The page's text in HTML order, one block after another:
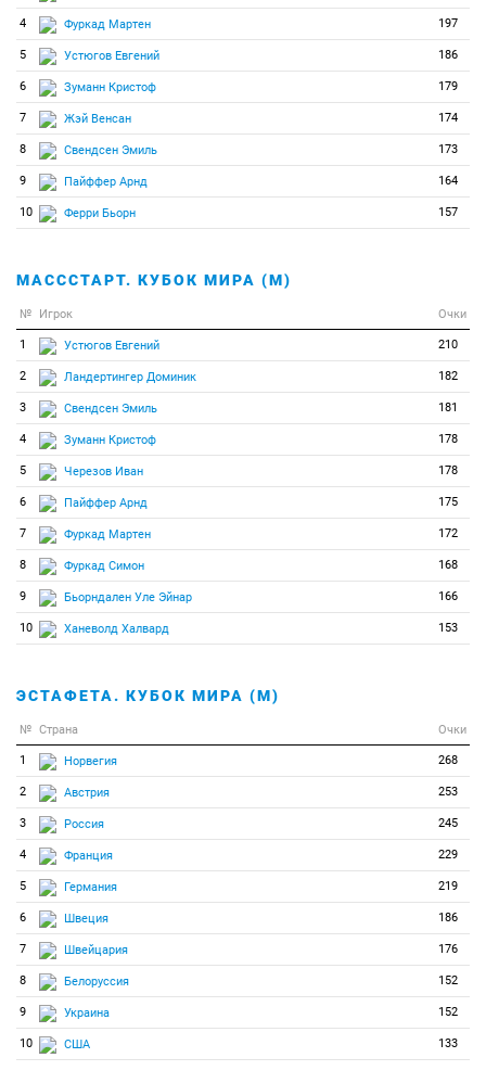
4 Фуркад Мартен 197
5 Устюгов Евгений 186
6 Зуманн Кристоф 179
7 Жэй Венсан 174
8 Свендсен Эмиль 173
9 Пайффер Арнд 164
10 Ферри Бьорн 157
МАСССТАРТ. КУБОК МИРА (М)
№ Игрок Очки
1 Устюгов Евгений 210
2 Ландертингер Доминик 182
3 Свендсен Эмиль 181
4 Зуманн Кристоф 178
5 Черезов Иван 178
6 Пайффер Арнд 175
7 Фуркад Мартен 172
8 Фуркад Симон 168
9 Бьорндален Уле Эйнар 166
10 Ханеволд Халвард 153
ЭСТАФЕТА. КУБОК МИРА (М)
№ Страна Очки
1 Норвегия 268
2 Австрия 253
3 Россия 245
4 Франция 229
5 Германия 219
6 Швеция 186
7 Швейцария 176
8 Белоруссия 152
9 Украина 152
10 США 133